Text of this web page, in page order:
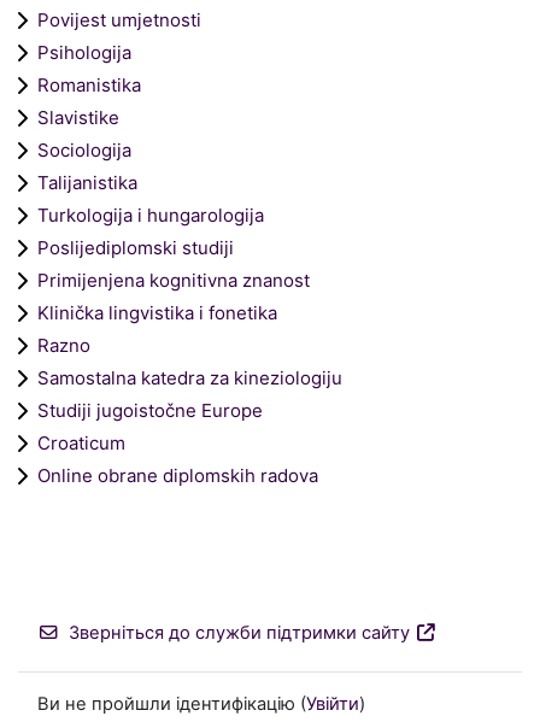
Povijest umjetnosti
Psihologija
Romanistika
Slavistike
Sociologija
Talijanistika
Turkologija i hungarologija
Poslijediplomski studiji
Primijenjena kognitivna znanost
Klinička lingvistika i fonetika
Razno
Samostalna katedra za kineziologiju
Studiji jugoistočne Europe
Croaticum
Online obrane diplomskih radova
Зверніться до служби підтримки сайту
Ви не пройшли ідентифікацію (Увійти)